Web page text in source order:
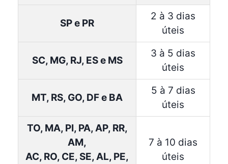
SP e PR
2 à 3 dias
úteis
SC, MG, RJ, ES e MS
3 à 5 dias
úteis
MT, RS, GO, DF e BA
5 à 7 dias
úteis
TO, MA, PI, PA, AP, RR,
AM,
AC, RO, CE, SE, AL, PE,
7 à 10 dias
úteis